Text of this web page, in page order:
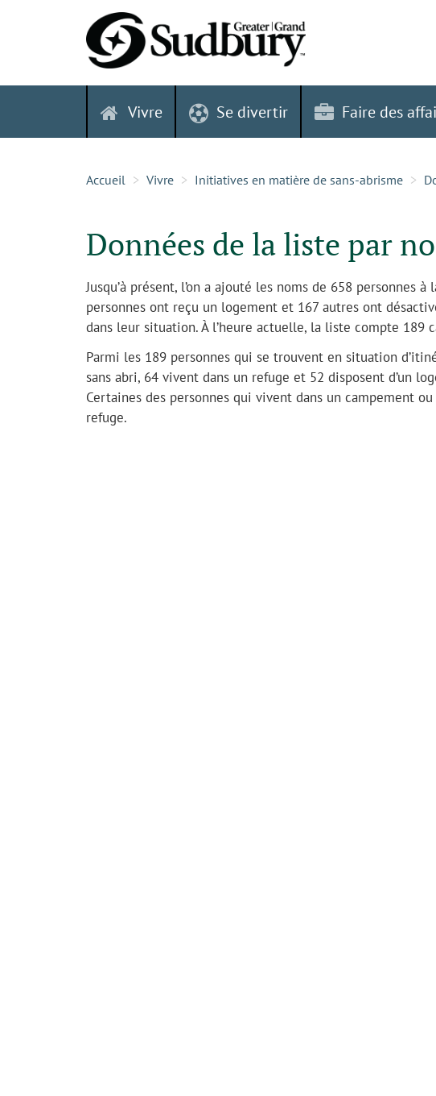
Vivre Se divertir Faire des
Accueil Vivre Initiatives en matière de sans-abrisme
Données de la liste par
Jusqu’à présent, l’on a ajouté les noms de 658
personnes ont reçu un logement et 167 autres ont
dans leur situation. À l’heure actuelle, la liste compte 189
Parmi les 189 personnes qui se trouvent en situation
sans abri, 64 vivent dans un refuge et 52 disposent d’un
Certaines des personnes qui vivent dans un campement
refuge.